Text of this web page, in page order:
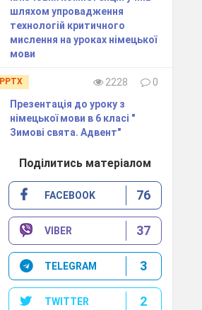
шляхом упровадження
технологій критичного
мислення на уроках німецької
мови
PPTX 2228
0
Презентація до уроку з
німецької мови в 6 класі "
Зимові свята. Адвент"
Поділитись матеріалом
FACEBOOK 76
VIBER 37
TELEGRAM 3
TWITTER 2